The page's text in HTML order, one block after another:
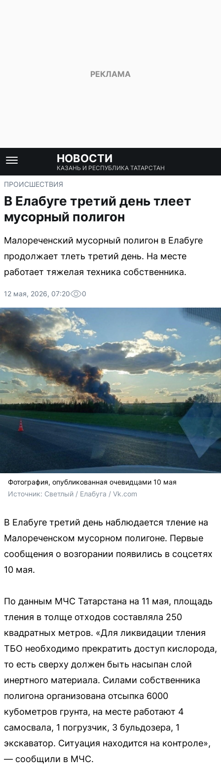
НОВОСТИ
КАЗАНЬ И РЕСПУБЛИКА ТАТАРСТАН
ПРОИСШЕСТВИЯ
В Елабуге третий день тлеет
мусорный полигон
Малореченский мусорный полигон в Елабуге
продолжает тлеть третий день. На месте
работает тяжелая техника собственника.
12 мая, 2026, 07:20 0
Фотография, опубликованная очевидцами 10 мая
Источник: Светлый / Елабуга / Vk.com
В Елабуге третий день наблюдается тление на
Малореченском мусорном полигоне. Первые
сообщения о возгорании появились в соцсетях
10 мая.
По данным МЧС Татарстана на 11 мая, площадь
тления в толще отходов составляла 250
квадратных метров. «Для ликвидации тления
ТБО необходимо прекратить доступ кислорода,
то есть сверху должен быть насыпан слой
инертного материала. Силами собственника
полигона организована отсыпка 6000
кубометров грунта, на месте работают 4
самосвала, 1 погрузчик, 3 бульдозера, 1
экскаватор. Ситуация находится на контроле»,
— сообщили в МЧС.